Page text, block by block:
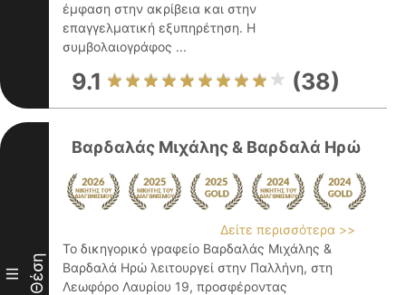
έμφαση στην ακρίβεια και στην
επαγγελματική εξυπηρέτηση. Η
συμβολαιογράφος ...
9.1 (38)
III Θέση
Βαρδαλάς Μιχάλης & Βαρδαλά Ηρώ
Δείτε περισσότερα >>
Το δικηγορικό γραφείο Βαρδαλάς Μιχάλης &
Βαρδαλά Ηρώ λειτουργεί στην Παλλήνη, στη
Λεωφόρο Λαυρίου 19, προσφέροντας